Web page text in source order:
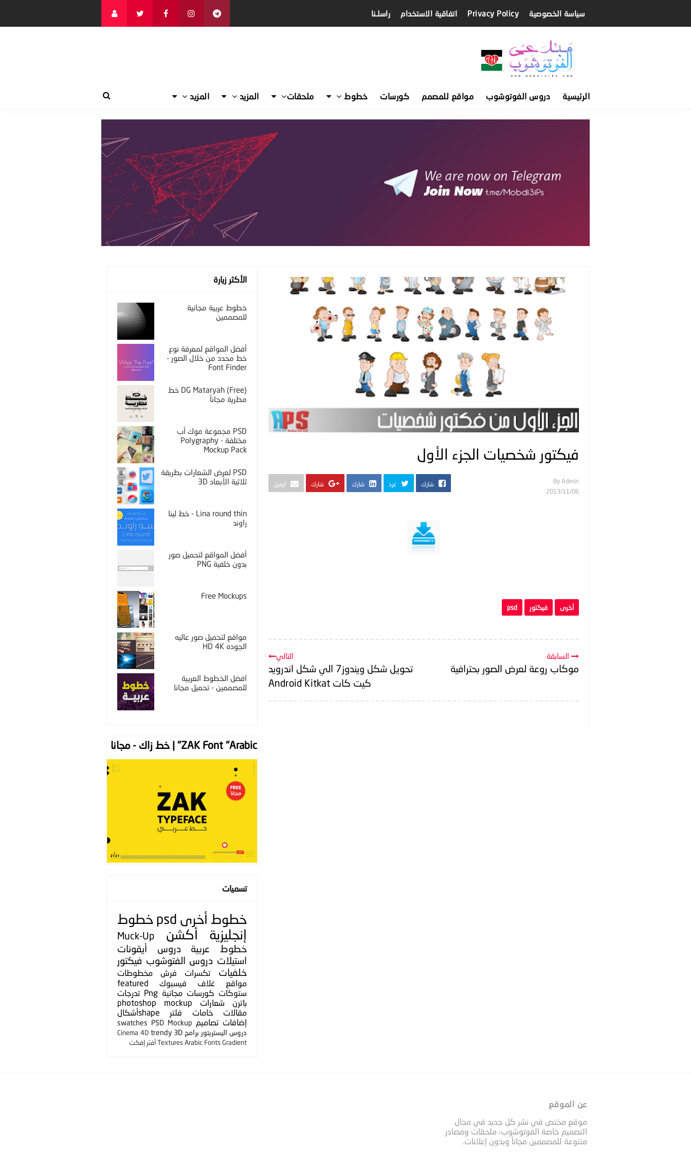
سياسة الخصوصية Privacy Policy اتفاقية الاستخدام راسلـنا
الرئيسية دروس الفوتوشوب مواقع للمصمم كورسات خطوط ملحقات المزيد المزيد
فيكتور شخصيات الجزء الأول
By Admin
06‏/11‏/2013
شارك غرد شارك شارك ايميل
أخرى فيكتور psd
التالي
تحويل شكل ويندوز7 الي شكل اندرويد
كيت كات Android Kitkat
السابقة
موكاب روعة لعرض الصور بحترافية
الأكثر زيارة
خطوط عربية مجانية
للمصممين
أفضل المواقع لمعرفة نوع
خط محدد من خلال الصور -
Font Finder
DG Mataryah (Free) خط
مطرية مجاناً
PSD مجموعة موك أب
مختلفة - Polygraphy
Mockup Pack
PSD لعرض الشعارات بطريقة
ثلاثية الأبعاد 3D
Lina round thin - خط لينا
راوند
أفضل المواقع لتحميل صور
بدون خلفية PNG
Free Mockups
مواقع لتحميل صور عاليه
الجوده HD 4K
افضل الخطوط العربية
للمصممين - تحميل مجانا
ZAK Font "Arabic" | خط زاك - مجانا
تسميات
خطوط أخرى psd خطوط
إنجليزية
أكشن
Muck-Up
خطوط عربية
دروس
أيقونات
استيلات دروس الفتوشوب فيكتور
خلفيات
تكسرات فرش
مخطوطات
مواقع
غلاف فيسبوك
featured
ستوكات كورسات مجانية Png تدرجات
باترن
شعارات
photoshop mockup
مقالات
خامات فلتر
shapeأشكال
إضافات تصاميم PSD Mockup
swatches
دروس اليستريتور برامج 3D
trendy
Cinema 4D
Gradient
Arabic Fonts
Texturesأفتر إفكت
عن الموقع
موقع مختص في نشر كل جديد في مجال
التصميم خاصة الفوتوشوب، ملحقات ومصادر
متنوعة للمصممين مجاناً وبدون إعلانات.